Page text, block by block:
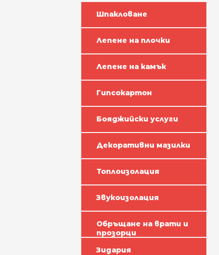
Шпакловане
Лепене на плочки
Лепене на камък
Гипсокартон
Бояджийски услуги
Декоративни мазилки
Топлоизолация
Звукоизолация
Обръщане на врати и
прозорци
Зидария